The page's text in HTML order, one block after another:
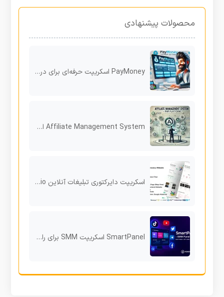
محصولات پیشنهادی
PayMoney اسکریپت حرفه‌ای برای درگاه پرداخت آنلاین امن
Affiliate Management System اسکریپت حرفه‌ای مدیریت همکاری در فروش و افزایش درآمد
اسکریپت دایرکتوری تبلیغات آنلاین Bulistio
SmartPanel اسکریپت SMM برای راه‌اندازی پنل خدمات شبکه‌های اجتماعی